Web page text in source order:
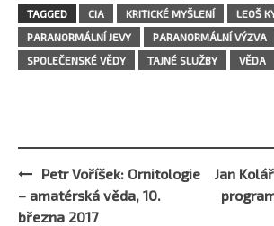
TAGGED
CIA KRITICKÉ MYŠLENÍ
LEOŠ
PARANORMÁLNÍ JEVY
PARANORMÁLNÍ VÝZVA
SPOLEČENSKÉ VĚDY
TAJNÉ SLUŽBY VĚDA
Post
navigation
Petr Voříšek: Ornitologie
– amatérská věda, 10.
března 2017
Jan